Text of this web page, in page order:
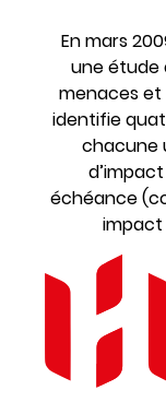
En mars
une étude
menaces et
identifie
chacune
échéance
impact